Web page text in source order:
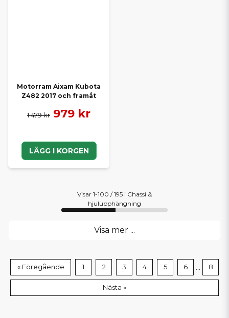
Motorram Aixam Kubota
Z482 2017 och framåt
1 479 kr 979 kr
LÄGG I KORGEN
Visar 1-100 / 195 i Chassi &
hjulupphängning
Visa mer ...
« Föregående 1 2 3 4 5 6 ... 8
Nästa »